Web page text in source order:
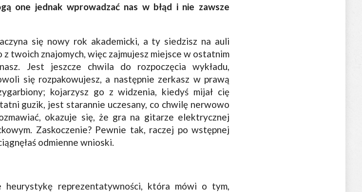
one jednak wprowadzać nas w błąd i nie zawsze
się nowy rok akademicki, a ty siedzisz na auli
twoich znajomych, więc zajmujesz miejsce w ostatnim
Jest jeszcze chwila do rozpoczęcia wykładu,
się rozpakowujesz, a następnie zerkasz w prawą
kojarzysz go z widzenia, kiedyś mijał cię
guzik, jest starannie uczesany, co chwilę nerwowo
okazuje się, że gra na gitarze elektrycznej
Zaskoczenie? Pewnie tak, raczej po wstępnej
odmienne wnioski.
heurystykę reprezentatywności, która mówi o tym,